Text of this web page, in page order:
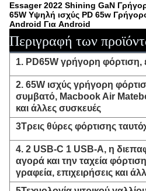
Essager 2022 Shining GaN
65W Υψηλή ισχύς PD 65w
Android Για Android
Περιγραφή των
1. PD65W γρήγορη
2. 65W ισχύς γρήγορη
συμβατό, Macbook Air
και άλλες συσκευές
3Τρεις θύρες φόρτισης
4. 2 USB-C 1 USB-A, η
αγορά και την ταχεία
γραφεία, επιχειρήσεις και